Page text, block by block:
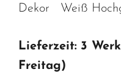
Dekor Weiß
Lieferzeit: 3
Freitag)